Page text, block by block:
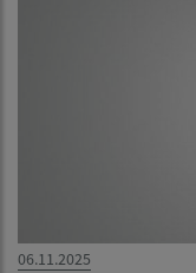
06.11.2025